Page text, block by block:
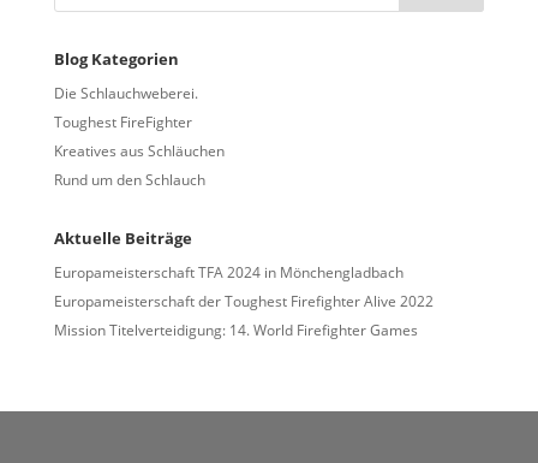
Blog Kategorien
Die Schlauchweberei.
Toughest FireFighter
Kreatives aus Schläuchen
Rund um den Schlauch
Aktuelle Beiträge
Europameisterschaft TFA 2024 in Mönchengladbach
Europameisterschaft der Toughest Firefighter Alive 2022
Mission Titelverteidigung: 14. World Firefighter Games